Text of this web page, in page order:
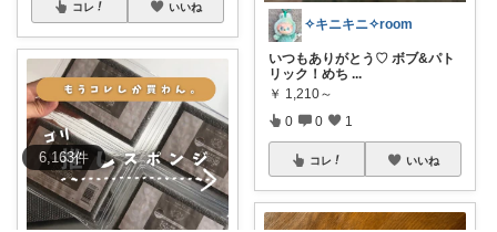
6,163件
コレ いいね
✧キニキニ✧room
いつもありがとう♡ ボブ&パト
リック！めち ...
￥ 1,210～
0 0 1
コレ いいね